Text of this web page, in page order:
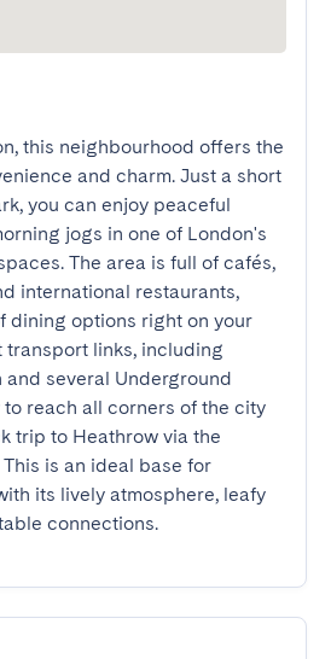
this neighbourhood offers the
and charm. Just a short
you can enjoy peaceful
jogs in one of London's
The area is full of cafés,
international restaurants,
dining options right on your
transport links, including
and several Underground
to reach all corners of the city
trip to Heathrow via the
is an ideal base for
its lively atmosphere, leafy
connections.